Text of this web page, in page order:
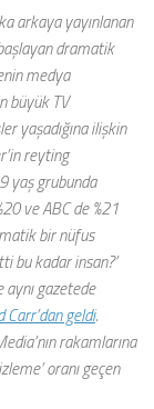
arkaya yayınlanan
dramatik
medya
büyük TV
yaşadığına ilişkin
reyting
yaş grubunda
ve ABC de %21
bir nüfus
bu kadar insan?’
aynı gazetede
Carr’dan geldi.
rakamlarına
oranı geçen